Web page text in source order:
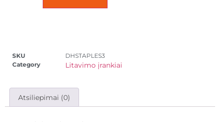
SKU
DHSTAPLES3
Category
Litavimo įrankiai
Atsiliepimai (0)